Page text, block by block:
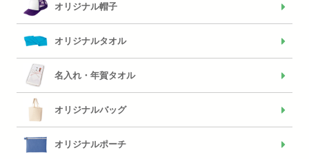
オリジナル帽子
オリジナルタオル
名入れ・年賀タオル
オリジナルバッグ
オリジナルポーチ